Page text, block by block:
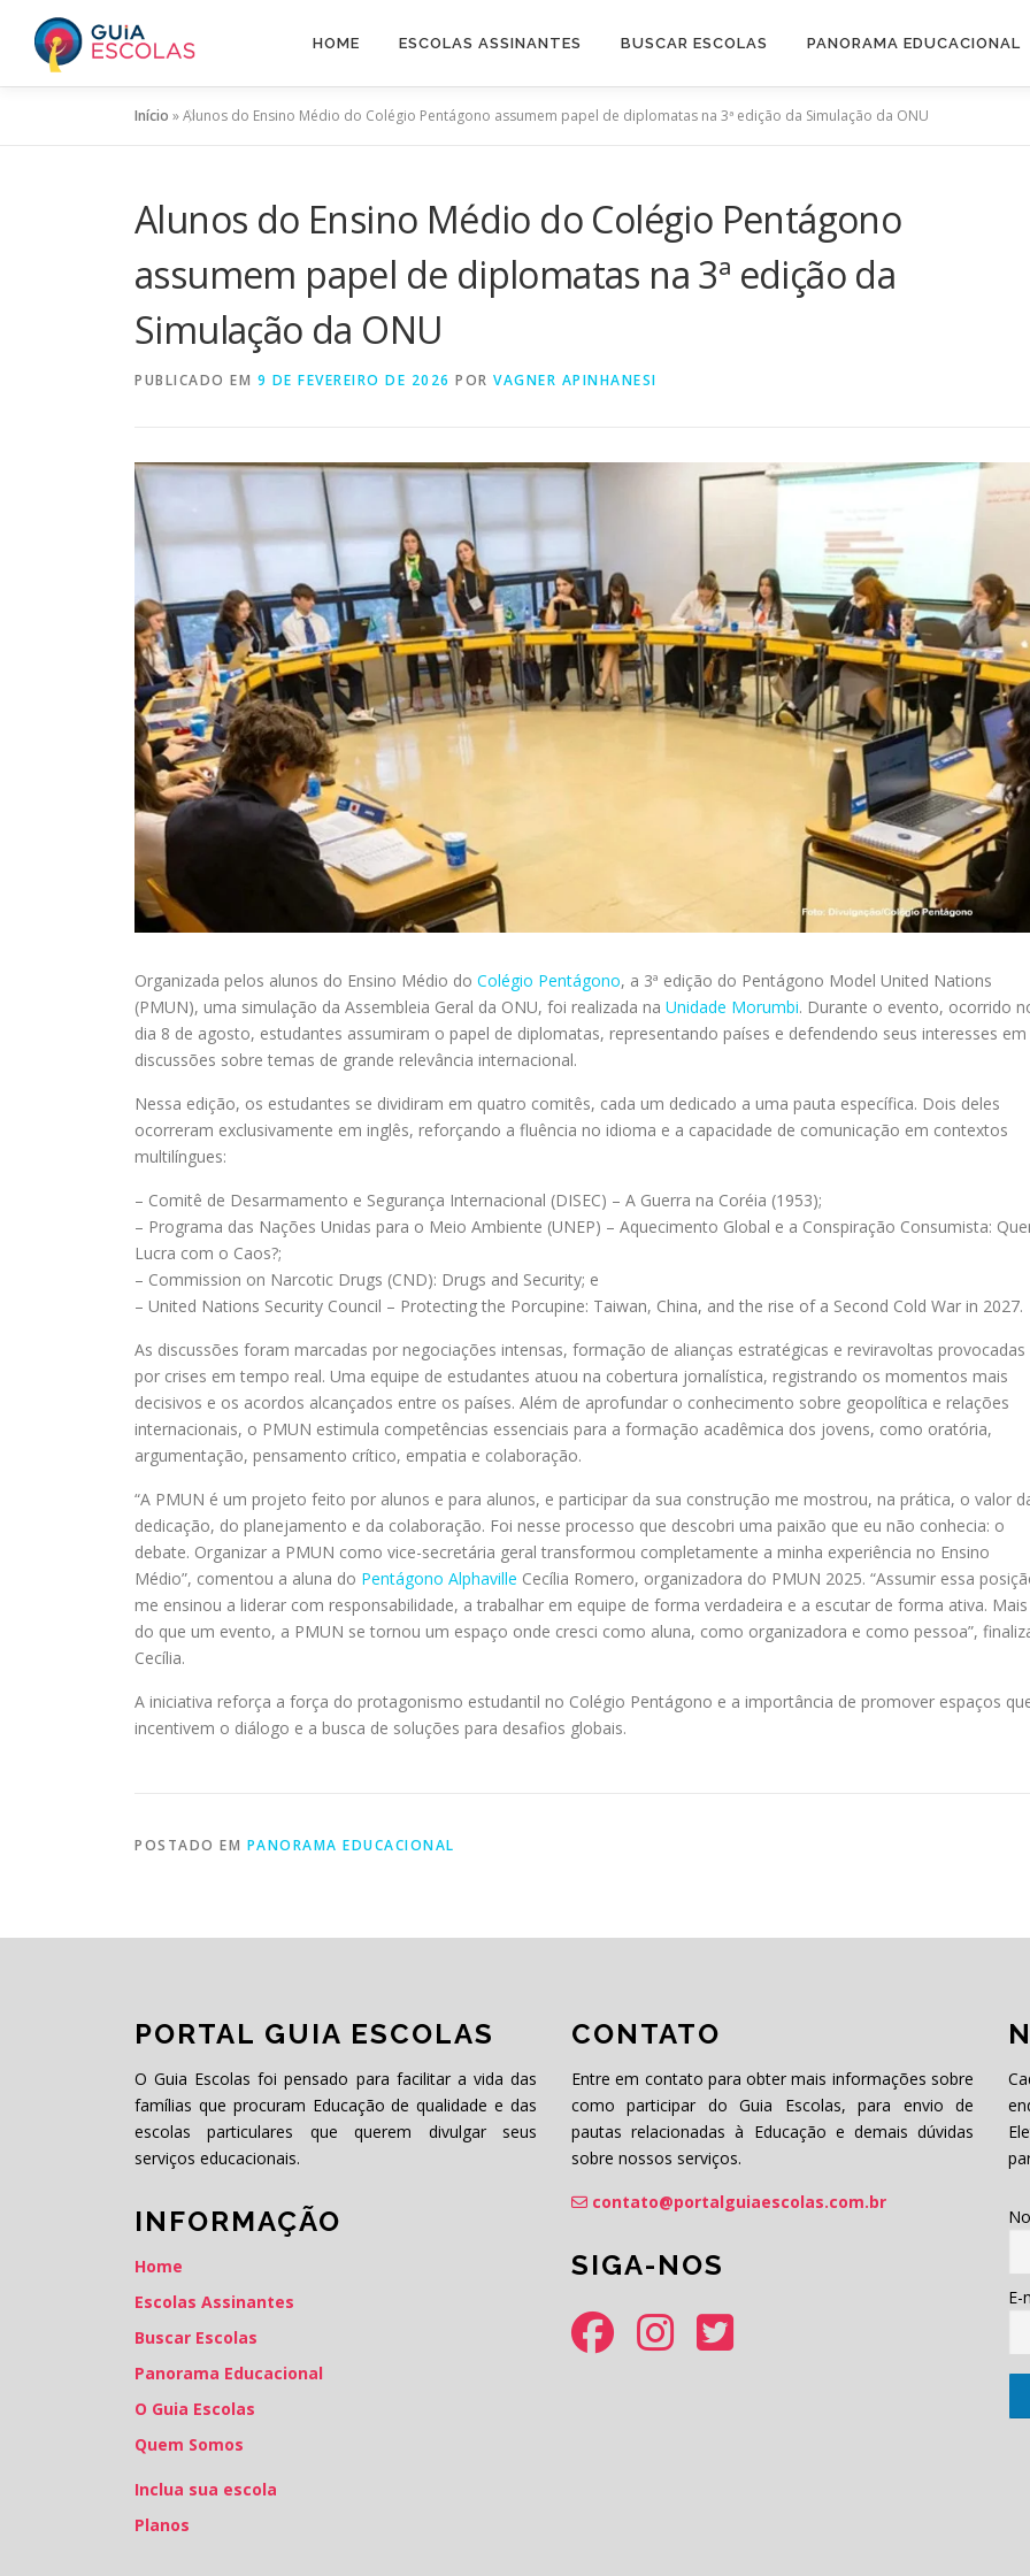
conteúdo
HOME ESCOLAS ASSINANTES BUSCAR ESCOLAS PANORAMA EDUCACIONAL
Início »Alunos do Ensino Médio do Colégio Pentágono assumem papel de diplomatas na 3ª edição da Simulação da ONU
Alunos do Ensino Médio do Colégio Pentágono
assumem papel de diplomatas na 3ª edição da
Simulação da ONU
PUBLICADO EM 9 DE FEVEREIRO DE 2026 POR VAGNER APINHANESI
Organizada pelos alunos do Ensino Médio do Colégio Pentágono, a 3ª edição do Pentágono Model United Nations
(PMUN), uma simulação da Assembleia Geral da ONU, foi realizada na Unidade Morumbi. Durante o evento, ocorrido
dia 8 de agosto, estudantes assumiram o papel de diplomatas, representando países e defendendo seus interesses em
discussões sobre temas de grande relevância internacional.
Nessa edição, os estudantes se dividiram em quatro comitês, cada um dedicado a uma pauta específica. Dois deles
ocorreram exclusivamente em inglês, reforçando a fluência no idioma e a capacidade de comunicação em contextos
multilíngues:
– Comitê de Desarmamento e Segurança Internacional (DISEC) – A Guerra na Coréia (1953);
– Programa das Nações Unidas para o Meio Ambiente (UNEP) – Aquecimento Global e a Conspiração Consumista:
Lucra com o Caos?;
– Commission on Narcotic Drugs (CND): Drugs and Security; e
– United Nations Security Council – Protecting the Porcupine: Taiwan, China, and the rise of a Second Cold War in 2027.
As discussões foram marcadas por negociações intensas, formação de alianças estratégicas e reviravoltas provocadas
por crises em tempo real. Uma equipe de estudantes atuou na cobertura jornalística, registrando os momentos mais
decisivos e os acordos alcançados entre os países. Além de aprofundar o conhecimento sobre geopolítica e relações
internacionais, o PMUN estimula competências essenciais para a formação acadêmica dos jovens, como oratória,
argumentação, pensamento crítico, empatia e colaboração.
“A PMUN é um projeto feito por alunos e para alunos, e participar da sua construção me mostrou, na prática, o valor
dedicação, do planejamento e da colaboração. Foi nesse processo que descobri uma paixão que eu não conhecia: o
debate. Organizar a PMUN como vice-secretária geral transformou completamente a minha experiência no Ensino
Médio”, comentou a aluna do Pentágono Alphaville Cecília Romero, organizadora do PMUN 2025. “Assumir essa
me ensinou a liderar com responsabilidade, a trabalhar em equipe de forma verdadeira e a escutar de forma ativa. Mais
do que um evento, a PMUN se tornou um espaço onde cresci como aluna, como organizadora e como pessoa”,
Cecília.
A iniciativa reforça a força do protagonismo estudantil no Colégio Pentágono e a importância de promover espaços
incentivem o diálogo e a busca de soluções para desafios globais.
POSTADO EM PANORAMA EDUCACIONAL
PORTAL GUIA ESCOLAS
O Guia Escolas foi pensado para facilitar a vida das
famílias que procuram Educação de qualidade e das
escolas particulares que querem divulgar seus
serviços educacionais.
INFORMAÇÃO
Home
Escolas Assinantes
Buscar Escolas
Panorama Educacional
O Guia Escolas
Quem Somos
Inclua sua escola
Planos
CONTATO
Entre em contato para obter mais informações sobre
como participar do Guia Escolas, para envio de
pautas relacionadas à Educação e demais dúvidas
sobre nossos serviços.
contato@portalguiaescolas.com.br
SIGA-NOS
E-